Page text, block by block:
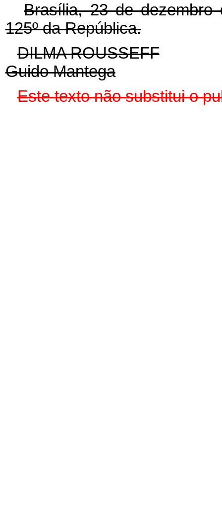
Brasília, 23 de dezembro
125º da República.
DILMA ROUSSEFF
Guido Mantega
Estetexto não substitui o